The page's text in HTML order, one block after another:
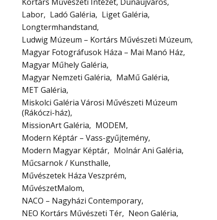
Labor
Ladó Galéria
Liget Galéria
Longtermhandstand
Ludwig Múzeum – Kortárs Művészeti Múzeum
Magyar Fotográfusok Háza – Mai Manó Ház
Magyar Műhely Galéria
Magyar Nemzeti Galéria
MaMű Galéria
MET Galéria
Miskolci Galéria Városi Művészeti Múzeum
(Rákóczi-ház)
MissionArt Galéria
MODEM
Modern Képtár – Vass-gyűjtemény
Modern Magyar Képtár
Molnár Ani Galéria
Műcsarnok / Kunsthalle
Művészetek Háza Veszprém
MűvészetMalom
NACO – Nagyházi Contemporary
NEO Kortárs Művészeti Tér
Neon Galéria